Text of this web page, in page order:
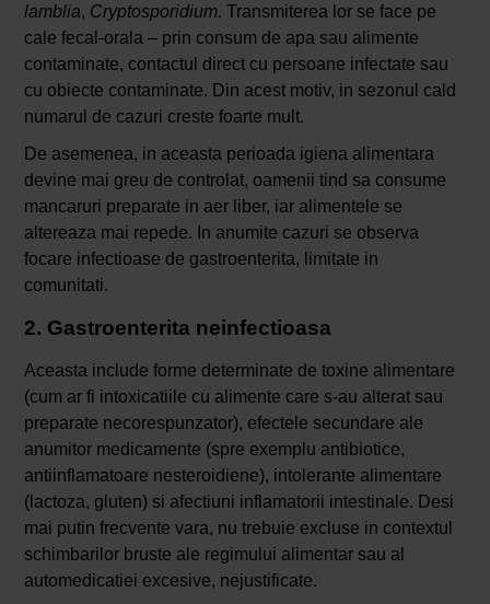
lamblia, Cryptosporidium. Transmiterea lor se face pe
cale fecal-orala – prin consum de apa sau alimente
contaminate, contactul direct cu persoane infectate sau
cu obiecte contaminate. Din acest motiv, in sezonul cald
numarul de cazuri creste foarte mult.
De asemenea, in aceasta perioada igiena alimentara
devine mai greu de controlat, oamenii tind sa consume
mancaruri preparate in aer liber, iar alimentele se
altereaza mai repede. In anumite cazuri se observa
focare infectioase de gastroenterita, limitate in
comunitati.
2. Gastroenterita neinfectioasa
Aceasta include forme determinate de toxine alimentare
(cum ar fi intoxicatiile cu alimente care s-au alterat sau
preparate necorespunzator), efectele secundare ale
anumitor medicamente (spre exemplu antibiotice,
antiinflamatoare nesteroidiene), intolerante alimentare
(lactoza, gluten) si afectiuni inflamatorii intestinale. Desi
mai putin frecvente vara, nu trebuie excluse in contextul
schimbarilor bruste ale regimului alimentar sau al
automedicatiei excesive, nejustificate.